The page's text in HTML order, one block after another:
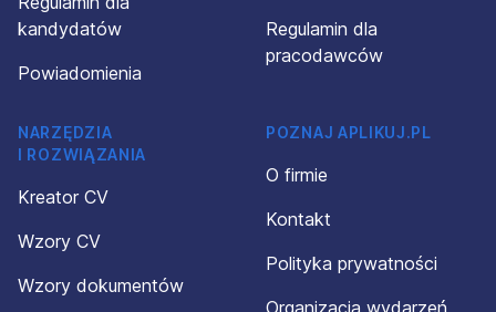
kandydatów
Powiadomienia
Regulamin dla
pracodawców
NARZĘDZIA
I ROZWIĄZANIA
Kreator CV
Wzory CV
Wzory dokumentów
POZNAJ APLIKUJ.PL
O firmie
Kontakt
Polityka prywatności
Organizacja wydarzeń